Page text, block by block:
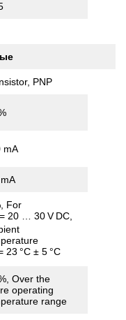
PNP
mA
For
= 20 … 30 V DC,
23 °C ± 5 °C
Over the
operating
range